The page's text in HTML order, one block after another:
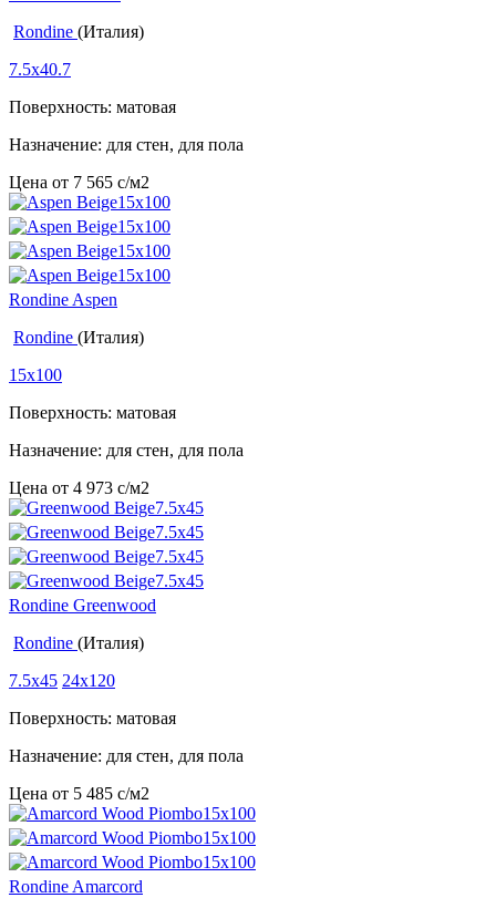
Rondine (Италия)
7.5x40.7
Поверхность: матовая
Назначение: для стен, для пола
Цена от 7 565 c/м2
Rondine Aspen
Rondine (Италия)
15x100
Поверхность: матовая
Назначение: для стен, для пола
Цена от 4 973 c/м2
Rondine Greenwood
Rondine (Италия)
7.5x45 24x120
Поверхность: матовая
Назначение: для стен, для пола
Цена от 5 485 c/м2
Rondine Amarcord